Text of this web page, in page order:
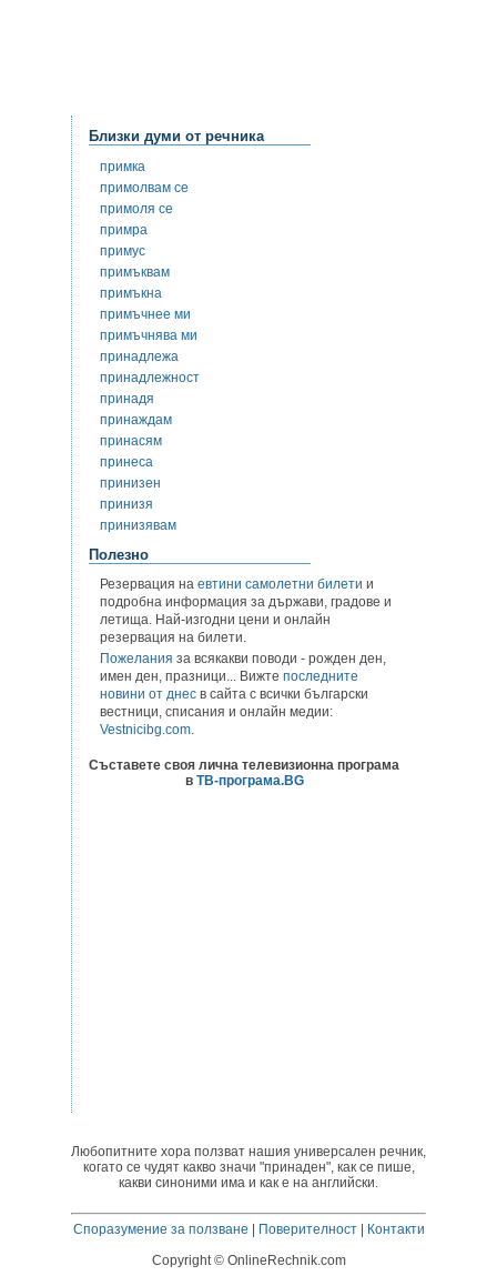
Близки думи от речника
примка
примолвам се
примоля се
примра
примус
примъквам
примъкна
примъчнее ми
примъчнява ми
принадлежа
принадлежност
принадя
принаждам
принасям
принеса
принизен
принизя
принизявам
Полезно
Резервация на евтини самолетни билети и
подробна информация за държави, градове и
летища. Най-изгодни цени и онлайн
резервация на билети.
Пожелания за всякакви поводи - рожден ден,
имен ден, празници... Вижте последните
новини от днес в сайта с всички български
вестници, списания и онлайн медии:
Vestnicibg.com.
Съставете своя лична телевизионна програма
в ТВ-програма.BG
Любопитните хора ползват нашия универсален речник,
когато се чудят какво значи "принаден", как се пише,
какви синоними има и как е на английски.
Споразумение за ползване Поверителност|
Контакти
Copyright © OnlineRechnik.com